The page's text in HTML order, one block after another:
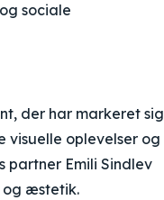
sociale
der har markeret sig
visuelle oplevelser og
partner Emili Sindlev
og æstetik.